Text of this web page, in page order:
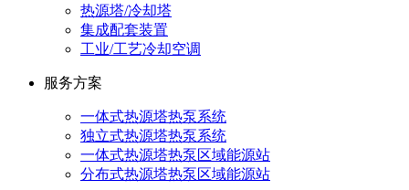
热源塔/冷却塔
集成配套装置
工业/工艺冷却空调
服务方案
一体式热源塔热泵系统
独立式热源塔热泵系统
一体式热源塔热泵区域能源站
分布式热源塔热泵区域能源站